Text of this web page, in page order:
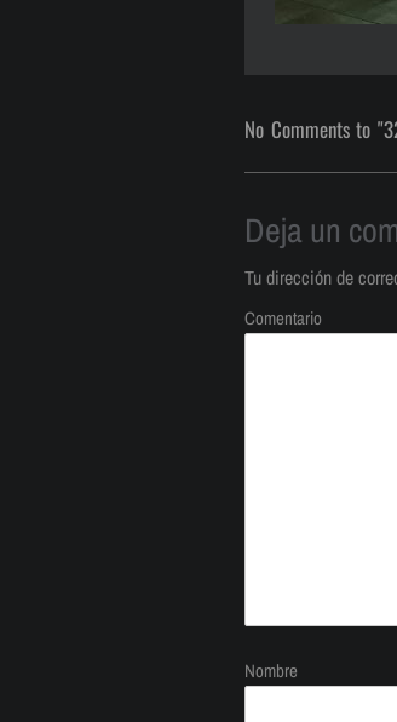
No Comments to
Deja un
Tu dirección de
Comentario
Nombre